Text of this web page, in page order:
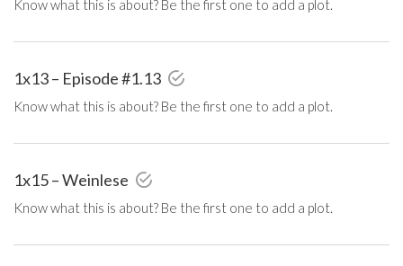
Know what this is about? Be the first one to add a plot.
1x13 – Episode #1.13
Know what this is about? Be the first one to add a plot.
1x15 – Weinlese
Know what this is about? Be the first one to add a plot.